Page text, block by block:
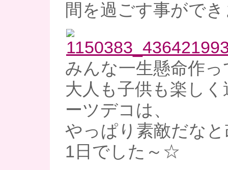
間を過ごす事がで
みんな一生懸命作
大人も子供も楽し
ーツデコは、
やっぱり素敵だな
1日でした～☆